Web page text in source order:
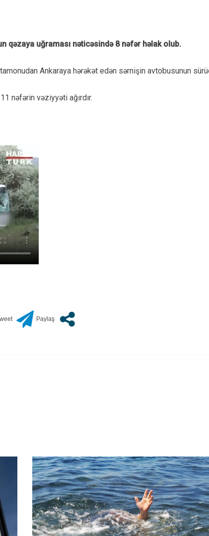
qəzaya uğraması nəticəsində 8 nəfər həlak olub.
Ankaraya hərəkət edən sərnişin avtobusunun
nəfərin vəziyyəti ağırdır.